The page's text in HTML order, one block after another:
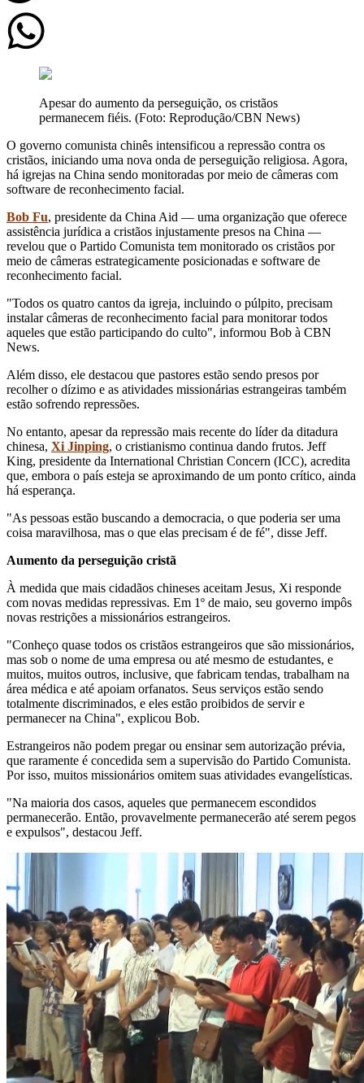
Apesar do aumento da perseguição, os cristãos
permanecem fiéis. (Foto: Reprodução/CBN News)
O governo comunista chinês intensificou a repressão contra os
cristãos, iniciando uma nova onda de perseguição religiosa. Agora,
há igrejas na China sendo monitoradas por meio de câmeras com
software de reconhecimento facial.
Bob Fu, presidente da China Aid — uma organização que oferece
assistência jurídica a cristãos injustamente presos na China —
revelou que o Partido Comunista tem monitorado os cristãos por
meio de câmeras estrategicamente posicionadas e software de
reconhecimento facial.
"Todos os quatro cantos da igreja, incluindo o púlpito, precisam
instalar câmeras de reconhecimento facial para monitorar todos
aqueles que estão participando do culto", informou Bob à CBN
News.
Além disso, ele destacou que pastores estão sendo presos por
recolher o dízimo e as atividades missionárias estrangeiras também
estão sofrendo repressões.
No entanto, apesar da repressão mais recente do líder da ditadura
chinesa, Xi Jinping, o cristianismo continua dando frutos. Jeff
King, presidente da International Christian Concern (ICC), acredita
que, embora o país esteja se aproximando de um ponto crítico, ainda
há esperança.
"As pessoas estão buscando a democracia, o que poderia ser uma
coisa maravilhosa, mas o que elas precisam é de fé", disse Jeff.
Aumento da perseguição cristã
À medida que mais cidadãos chineses aceitam Jesus, Xi responde
com novas medidas repressivas. Em 1º de maio, seu governo impôs
novas restrições a missionários estrangeiros.
"Conheço quase todos os cristãos estrangeiros que são missionários,
mas sob o nome de uma empresa ou até mesmo de estudantes, e
muitos, muitos outros, inclusive, que fabricam tendas, trabalham na
área médica e até apoiam orfanatos. Seus serviços estão sendo
totalmente discriminados, e eles estão proibidos de servir e
permanecer na China", explicou Bob.
Estrangeiros não podem pregar ou ensinar sem autorização prévia,
que raramente é concedida sem a supervisão do Partido Comunista.
Por isso, muitos missionários omitem suas atividades evangelísticas.
"Na maioria dos casos, aqueles que permanecem escondidos
permanecerão. Então, provavelmente permanecerão até serem pegos
e expulsos", destacou Jeff.